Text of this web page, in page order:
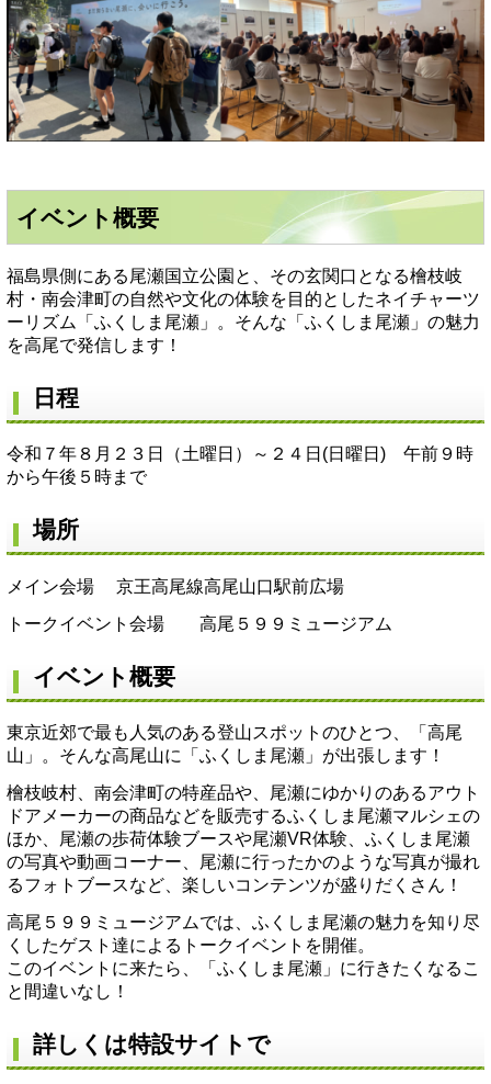
イベント概要
福島県側にある尾瀬国立公園と、その玄関口となる檜枝岐
村・南会津町の自然や文化の体験を目的としたネイチャーツ
ーリズム「ふくしま尾瀬」。そんな「ふくしま尾瀬」の魅力
を高尾で発信します！
日程
令和７年８月２３日（土曜日）～２４日(日曜日) 午前９時
から午後５時まで
場所
メイン会場 京王高尾線高尾山口駅前広場
トークイベント会場 高尾５９９ミュージアム
イベント概要
東京近郊で最も人気のある登山スポットのひとつ、「高尾
山」。そんな高尾山に「ふくしま尾瀬」が出張します！
檜枝岐村、南会津町の特産品や、尾瀬にゆかりのあるアウト
ドアメーカーの商品などを販売するふくしま尾瀬マルシェの
ほか、尾瀬の歩荷体験ブースや尾瀬VR体験、ふくしま尾瀬
の写真や動画コーナー、尾瀬に行ったかのような写真が撮れ
るフォトブースなど、楽しいコンテンツが盛りだくさん！
高尾５９９ミュージアムでは、ふくしま尾瀬の魅力を知り尽
くしたゲスト達によるトークイベントを開催。
このイベントに来たら、「ふくしま尾瀬」に行きたくなるこ
と間違いなし！
詳しくは特設サイトで